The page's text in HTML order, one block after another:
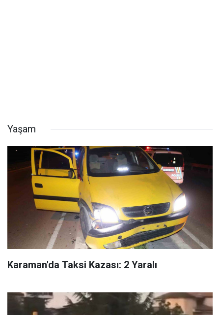
Yaşam
Karaman'da Taksi Kazası: 2 Yaralı